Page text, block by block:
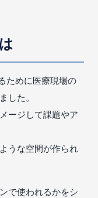
ために医療現場の
した。
ージして課題やア
うな空間が作られ
で使われるかをシ